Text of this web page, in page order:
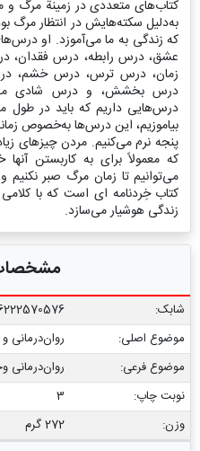
کتاب‌های متعددی در زمینة مرگ و
به‌دلیل سکته‌‌هایش در انتظار مرگ
که زندگی به‌ ما می‌آموزد. او
عشق، درس رابطه، درس
زمان، درس ترس، درس خشم،
درس بخشش، و درس شادی
درس‌هایی داریم که باید در طول
بیاموزیم، این درس‌ها به‌خصوص
پنجه نرم می‌کنیم. مردن چیزهای
که معمولاً برای به کاربستن
می‌توانیم تا زمان مرگ صبر نکنیم
کتاب خِردنامه‏ ای است که با
زندگی هوشیار می‌سازد.
شابک:
موضوع اصلی:
روان‌درمانی
موضوع فرعی:
روان‌‌درمانی
نوبت چاپ:
3
وزن:
272 گرم